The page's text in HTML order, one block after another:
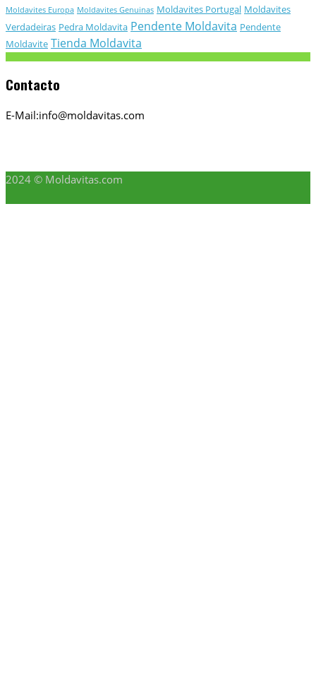
Moldavites Europa Moldavites Genuinas Moldavites Portugal Moldavites
Verdadeiras Pedra Moldavita Pendente Moldavita Pendente
Moldavite Tienda Moldavita
Contacto
E-Mail:info@moldavitas.com
2024 © Moldavitas.com